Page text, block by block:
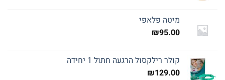
מיטה פלאפי
₪95.00
קולר רילקסול הרגעה חתול 1 יחידה
₪129.00